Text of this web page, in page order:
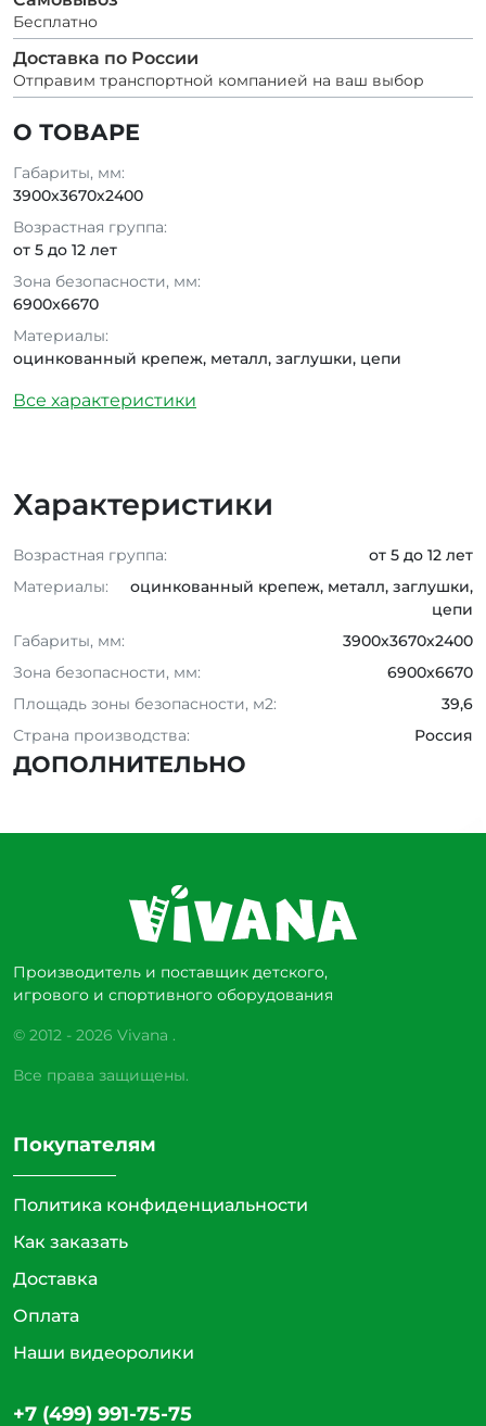
О ТОВАРЕ
Габариты, мм:
3900х3670х2400
Возрастная группа:
от 5 до 12 лет
Зона безопасности, мм:
6900x6670
Материалы:
оцинкованный крепеж, металл, заглушки, цепи
Все характеристики
Бесплатно
Доставка по России
Отправим транспортной компанией на ваш выбор
Характеристики
Возрастная группа:
от 5 до 12 лет
Материалы:
оцинкованный крепеж, металл, заглушки,
цепи
Габариты, мм:
3900х3670х2400
Зона безопасности, мм:
6900x6670
Площадь зоны безопасности, м2:
39,6
Страна производства:
Россия
ДОПОЛНИТЕЛЬНО
Производитель и поставщик детского,
игрового и спортивного оборудования
© 2012 - 2026 Vivana .
Все права защищены.
Покупателям
Политика конфиденциальности
Как заказать
Доставка
Оплата
Наши видеоролики
+7 (499) 991-75-75